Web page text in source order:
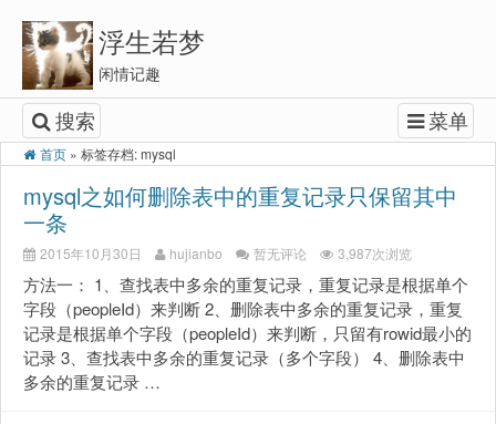
浮生若梦
闲情记趣
搜索 菜单
首页 » 标签存档: mysql
mysql之如何删除表中的重复记录只保留其中
一条
2015年10月30日 hujianbo 暂无评论 3,987次浏览
方法一： 1、查找表中多余的重复记录，重复记录是根据单个
字段（peopleId）来判断 2、删除表中多余的重复记录，重复
记录是根据单个字段（peopleId）来判断，只留有rowid最小的
记录 3、查找表中多余的重复记录（多个字段） 4、删除表中
多余的重复记录 …